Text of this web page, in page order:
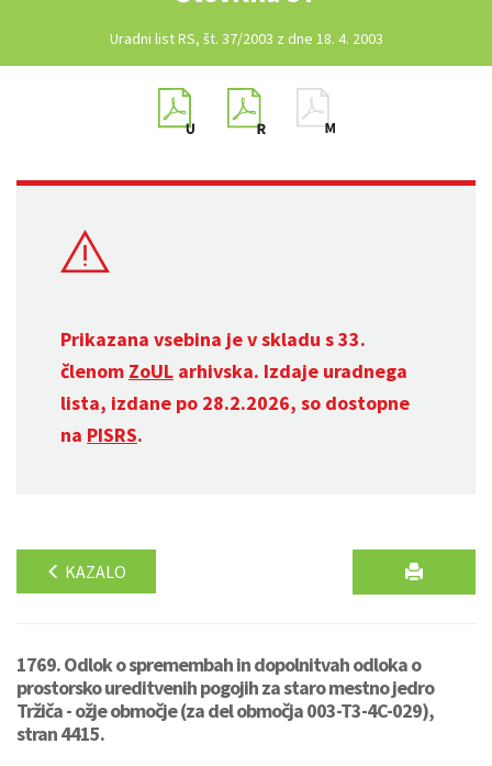
Uradni list RS, št. 37/2003 z dne 18. 4. 2003
Prikazana vsebina je v skladu s 33.
členom ZoUL arhivska. Izdaje uradnega
lista, izdane po 28.2.2026, so dostopne
na PISRS.
KAZALO
1769. Odlok o spremembah in dopolnitvah odloka o
prostorsko ureditvenih pogojih za staro mestno jedro
Tržiča - ožje območje (za del območja 003-T3-4C-029),
stran 4415.